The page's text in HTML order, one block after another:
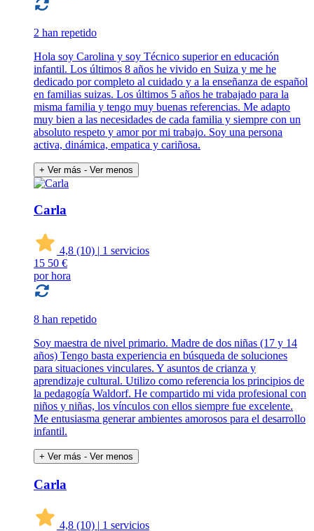
2 han repetido
Hola soy Carolina y soy Técnico superior en educación
infantil. Los últimos 8 años he vivido en Suiza y me he
dedicado por completo al cuidado y a la enseñanza de español
en familias suizas. Los últimos 5 años he trabajado para la
misma familia y tengo muy buenas referencias. Me adapto
muy bien a las necesidades de cada familia y siempre con un
absoluto respeto y amor por mi trabajo. Soy una persona
activa, dinámica, empatica y cariñosa.
+ Ver más - Ver menos
Carla
4,8 (10) | 1 servicios
15 50 €
por hora
8 han repetido
Soy maestra de nivel primario. Madre de dos niñas (17 y 14
años) Tengo basta experiencia en búsqueda de soluciones
para situaciones vinculares. Y asuntos de crianza y
aprendizaje cultural. Utilizo como referencia los principios de
la pedagogía Waldorf. He compartido mi vida profesional con
niños y niñas, los vínculos con ellos siempre fue excelente.
Me entusiasma generar ambientes amorosos para el desarrollo
infantil.
+ Ver más - Ver menos
Carla
4,8 (10) | 1 servicios